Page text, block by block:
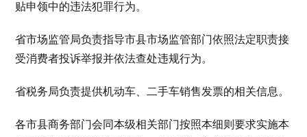
贴申领中的违法犯罪行为。
省市场监管局负责指导市县市场监管部门依照法定职责接
受消费者投诉举报并依法查处违规行为。
省税务局负责提供机动车、二手车销售发票的相关信息。
各市县商务部门会同本级相关部门按照本细则要求实施本